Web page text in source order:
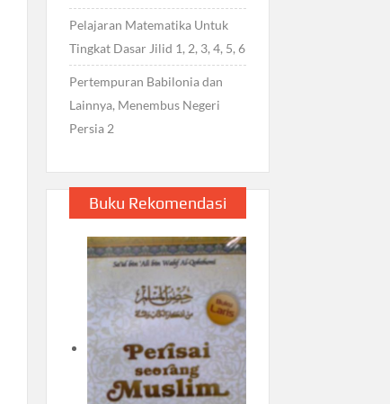
Pelajaran Matematika Untuk
Tingkat Dasar Jilid 1, 2, 3, 4, 5, 6
Pertempuran Babilonia dan
Lainnya, Menembus Negeri
Persia 2
Buku Rekomendasi